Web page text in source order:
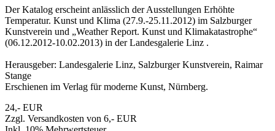
Der Katalog erscheint anlässlich der Ausstellungen Erhöhte
Temperatur. Kunst und Klima (27.9.-25.11.2012) im Salzburger
Kunstverein und „Weather Report. Kunst und Klimakatastrophe“
(06.12.2012-10.02.2013) in der Landesgalerie Linz .
Herausgeber: Landesgalerie Linz, Salzburger Kunstverein, Raimar
Stange
Erschienen im Verlag für moderne Kunst, Nürnberg.
24,- EUR
Zzgl. Versandkosten von 6,- EUR